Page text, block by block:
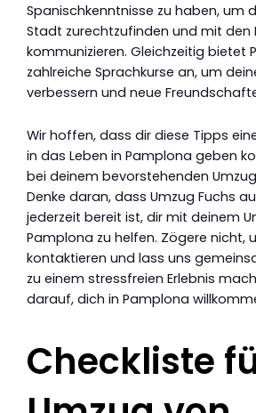
Spanischkenntnisse zu haben, um
Stadt zurechtzufinden und mit den
kommunizieren. Gleichzeitig bietet
zahlreiche Sprachkurse an, um
verbessern und neue
Wir hoffen, dass dir diese Tipps
in das Leben in Pamplona geben
bei deinem bevorstehenden
Denke daran, dass Umzug Fuchs
jederzeit bereit ist, dir mit deinem
Pamplona zu helfen. Zögere nicht,
kontaktieren und lass uns
zu einem stressfreien Erlebnis
darauf, dich in Pamplona
Checkliste